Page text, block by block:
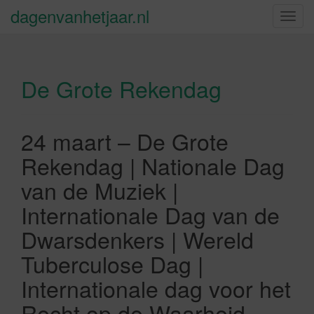
S
dagenvanhetjaar.nl
De Grote Rekendag
24 maart – De Grote
Rekendag | Nationale Dag
van de Muziek |
Internationale Dag van de
Dwarsdenkers | Wereld
Tuberculose Dag |
Internationale dag voor het